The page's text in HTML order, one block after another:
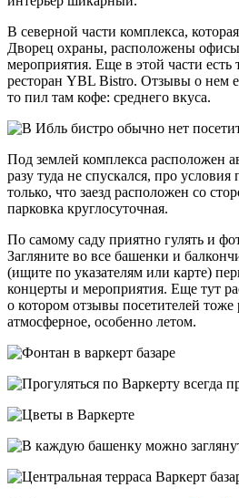
В северной части комплекса,
Дворец охраны, расположены
мероприятия. Еще в этой части есть
ресторан YBL Bistro. Отзывы о нем
то пил там кофе: среднего вкуса.
Под землей комплекса расположен
разу туда не спускался, про
только, что заезд расположен со
парковка круглосуточная.
По самому саду приятно гулять и
Загляните во все башенки и
(ищите по указателям или карте)
концерты и мероприятия. Еще тут
о котором отзывы посетителей
атмосферное, особенно летом.